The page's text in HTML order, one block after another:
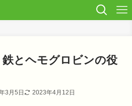
鉄とヘモグロビンの役
3月5日 2023年4月12日